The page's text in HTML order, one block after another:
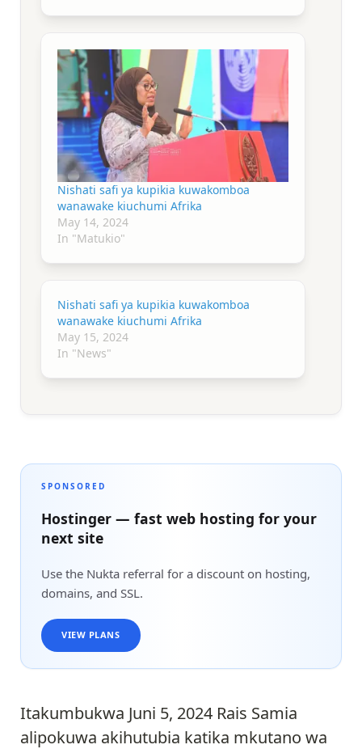
Nishati safi ya kupikia kuwakomboa
wanawake kiuchumi Afrika
May 14, 2024
In "Matukio"
Nishati safi ya kupikia kuwakomboa
wanawake kiuchumi Afrika
May 15, 2024
In "News"
SPONSORED
Hostinger — fast web hosting for your
next site
Use the Nukta referral for a discount on hosting,
domains, and SSL.
VIEW PLANS
Itakumbukwa Juni 5, 2024 Rais Samia
alipokuwa akihutubia katika mkutano wa